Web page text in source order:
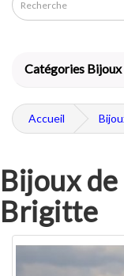
Catégories
Accueil
Bijoux
Brigitte